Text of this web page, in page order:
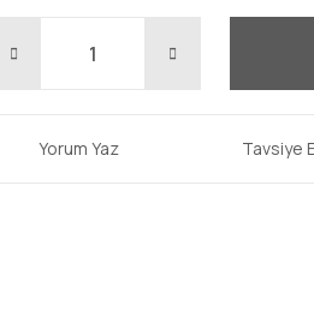
Yorum Yaz Tavsiye